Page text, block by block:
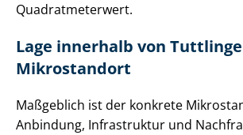
Qua­drat­me­ter­wert.
Lage innerhalb von
Mikrostandort
Maßgeblich ist der konkrete
Anbindung, Infrastruktur und